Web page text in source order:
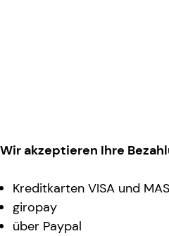
Wir akzeptieren Ihre
Kreditkarten VISA und
giropay
über Paypal